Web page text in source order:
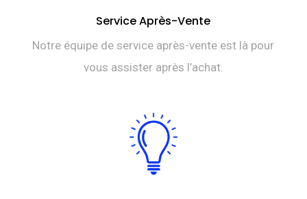
Service Après-Vente
Notre équipe de service après-vente est là pour
vous assister après l’achat.